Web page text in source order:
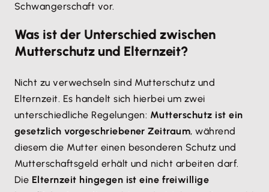
Schwangerschaft vor.
Was ist der Unterschied zwischen
Mutterschutz und Elternzeit?
Nicht zu verwechseln sind Mutterschutz und
Elternzeit. Es handelt sich hierbei um zwei
unterschiedliche Regelungen: Mutterschutz ist ein
gesetzlich vorgeschriebener Zeitraum, während
diesem die Mutter einen besonderen Schutz und
Mutterschaftsgeld erhält und nicht arbeiten darf.
Die Elternzeit hingegen ist eine freiwillige